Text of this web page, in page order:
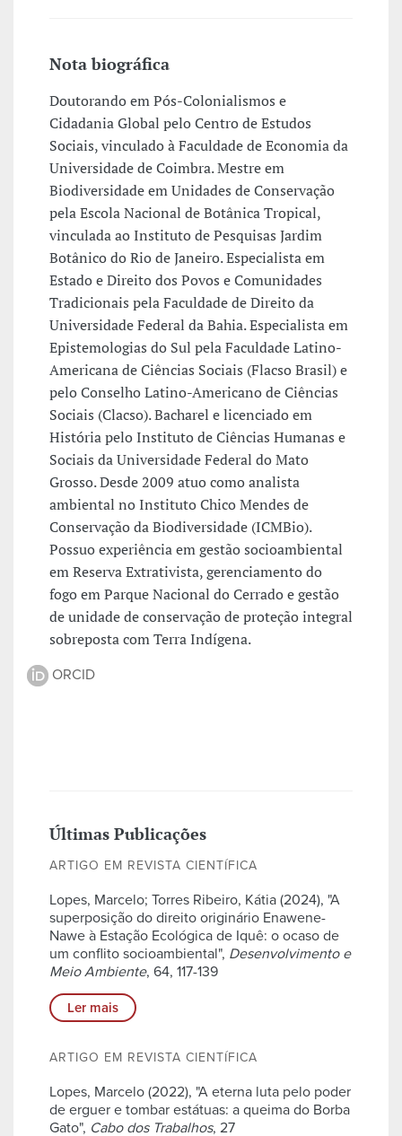
Nota biográfica
Doutorando em Pós-Colonialismos e
Cidadania Global pelo Centro de Estudos
Sociais, vinculado à Faculdade de Economia da
Universidade de Coimbra. Mestre em
Biodiversidade em Unidades de Conservação
pela Escola Nacional de Botânica Tropical,
vinculada ao Instituto de Pesquisas Jardim
Botânico do Rio de Janeiro. Especialista em
Estado e Direito dos Povos e Comunidades
Tradicionais pela Faculdade de Direito da
Universidade Federal da Bahia. Especialista em
Epistemologias do Sul pela Faculdade Latino-
Americana de Ciências Sociais (Flacso Brasil) e
pelo Conselho Latino-Americano de Ciências
Sociais (Clacso). Bacharel e licenciado em
História pelo Instituto de Ciências Humanas e
Sociais da Universidade Federal do Mato
Grosso. Desde 2009 atuo como analista
ambiental no Instituto Chico Mendes de
Conservação da Biodiversidade (ICMBio).
Possuo experiência em gestão socioambiental
em Reserva Extrativista, gerenciamento do
fogo em Parque Nacional do Cerrado e gestão
de unidade de conservação de proteção integral
sobreposta com Terra Indígena.
ORCID
Últimas Publicações
ARTIGO EM REVISTA CIENTÍFICA
Lopes, Marcelo; Torres Ribeiro, Kátia (2024), "A
superposição do direito originário Enawene-
Nawe à Estação Ecológica de Iquê: o ocaso de
um conflito socioambiental", Desenvolvimento e
Meio Ambiente, 64, 117-139
Ler mais
ARTIGO EM REVISTA CIENTÍFICA
Lopes, Marcelo (2022), "A eterna luta pelo poder
de erguer e tombar estátuas: a queima do Borba
Gato", Cabo dos Trabalhos, 27